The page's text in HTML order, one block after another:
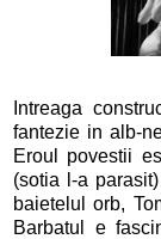
Intreaga
fantezie in alb-
Eroul povestii
(sotia l-a
baietelul orb,
Barbatul e